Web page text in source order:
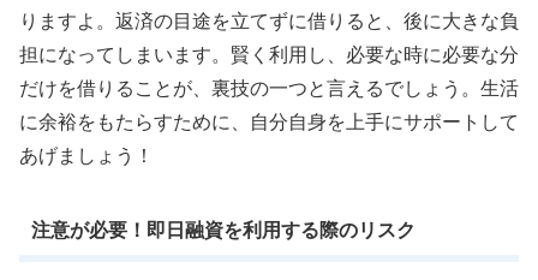
りますよ。返済の目途を立てずに借りると、後に大きな負
担になってしまいます。賢く利用し、必要な時に必要な分
だけを借りることが、裏技の一つと言えるでしょう。生活
に余裕をもたらすために、自分自身を上手にサポートして
あげましょう！
注意が必要！即日融資を利用する際のリスク